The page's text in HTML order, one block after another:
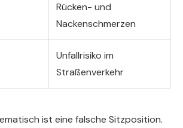
Rücken- und
Nackenschmerzen
Unfallrisiko im
Straßenverkehr
ist eine falsche Sitzposition.